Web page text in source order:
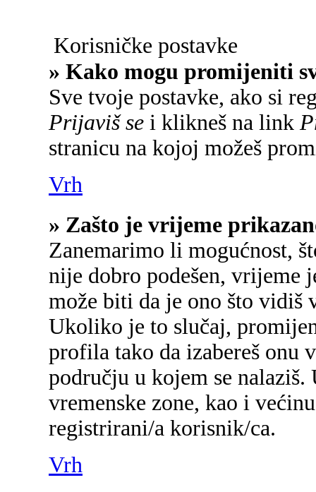
Korisničke postavke
» Kako mogu promijeniti
Sve tvoje postavke, ako si
Prijaviš se i klikneš na link
stranicu na kojoj možeš
Vrh
» Zašto je vrijeme
Zanemarimo li mogućnost,
nije dobro podešen, vrijeme
može biti da je ono što vidiš
Ukoliko je to slučaj,
profila tako da izabereš onu
području u kojem se
vremenske zone, kao i
registrirani/a korisnik/ca.
Vrh